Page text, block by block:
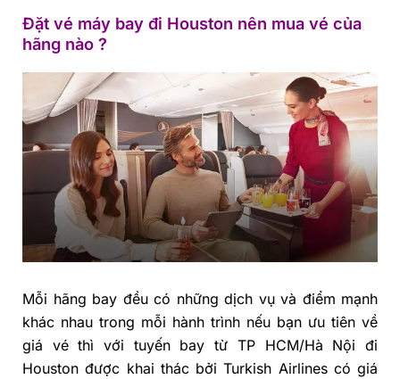
Đặt vé máy bay đi Houston nên mua vé của
hãng nào ?
Mỗi hãng bay đều có những dịch vụ và điểm mạnh
khác nhau trong mỗi hành trình nếu bạn ưu tiên về
giá vé thì với tuyến bay từ TP HCM/Hà Nội đi
Houston được khai thác bởi Turkish Airlines có giá